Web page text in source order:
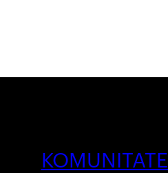
KOMUNITATE